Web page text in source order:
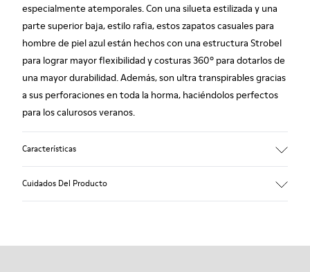
especialmente atemporales. Con una silueta estilizada y una
parte superior baja, estilo rafia, estos zapatos casuales para
hombre de piel azul están hechos con una estructura Strobel
para lograr mayor flexibilidad y costuras 360º para dotarlos de
una mayor durabilidad. Además, son ultra transpirables gracias
a sus perforaciones en toda la horma, haciéndolos perfectos
para los calurosos veranos.
Características
Cuidados Del Producto
Nuestros zapatos se han fabricado con materiales de primera